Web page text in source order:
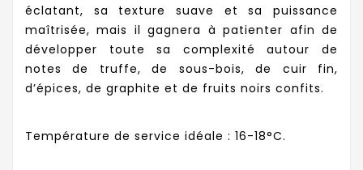
éclatant, sa texture suave et sa puissance
maîtrisée, mais il gagnera à patienter afin de
développer toute sa complexité autour de
notes de truffe, de sous-bois, de cuir fin,
d’épices, de graphite et de fruits noirs confits.
Température de service idéale : 16-18°C.